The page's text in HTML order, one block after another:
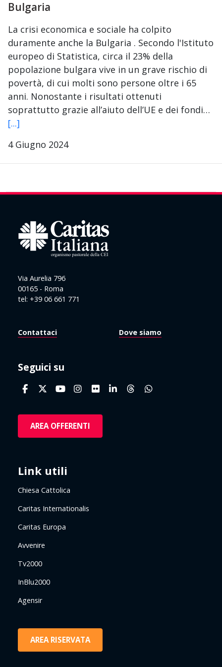
Bulgaria
La crisi economica e sociale ha colpito
duramente anche la Bulgaria . Secondo l'Istituto
europeo di Statistica, circa il 23% della
popolazione bulgara vive in un grave rischio di
povertà, di cui molti sono persone oltre i 65
anni. Nonostante i risultati ottenuti
soprattutto grazie all’aiuto dell’UE e dei fondi…
[...]
4 Giugno 2024
Via Aurelia 796
00165 - Roma
tel: +39 06 661 771
Contattaci Dove siamo
Seguici su
AREA OFFERENTI
Link utili
Chiesa Cattolica
Caritas Internationalis
Caritas Europa
Avvenire
Tv2000
InBlu2000
Agensir
AREA RISERVATA